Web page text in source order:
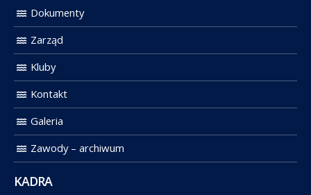
Dokumenty
Zarząd
Kluby
Kontakt
Galeria
Zawody – archiwum
KADRA